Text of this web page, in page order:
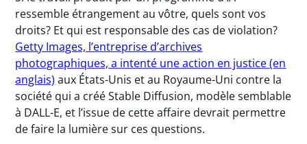
ressemble étrangement au vôtre, quels sont vos
droits? Et qui est responsable des cas de violation?
Getty Images, l’entreprise d’archives
photographiques, a intenté une action en justice (en
anglais) aux États-Unis et au Royaume-Uni contre la
société qui a créé Stable Diffusion, modèle semblable
à DALL-E, et l’issue de cette affaire devrait permettre
de faire la lumière sur ces questions.